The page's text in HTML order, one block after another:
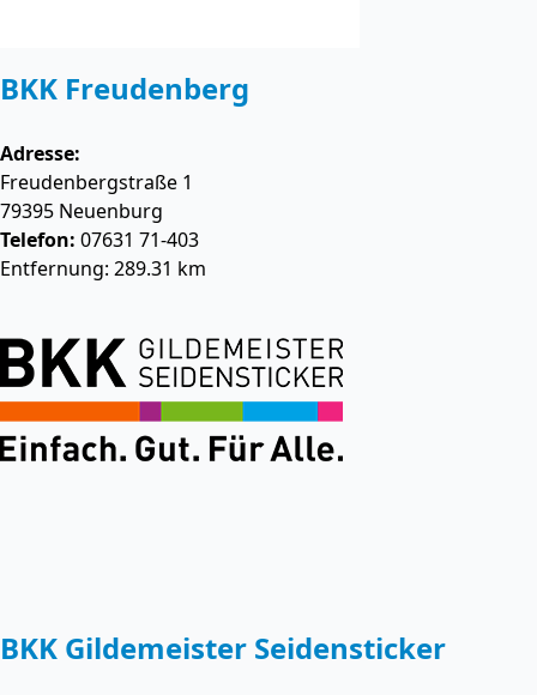
BKK Freudenberg
Adresse:
Freudenbergstraße 1
79395 Neuenburg
Telefon: 07631 71-403
Entfernung: 289.31 km
BKK Gildemeister Seidensticker